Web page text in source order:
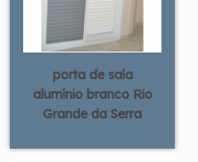
porta de sala
alumínio branco Rio
Grande da Serra